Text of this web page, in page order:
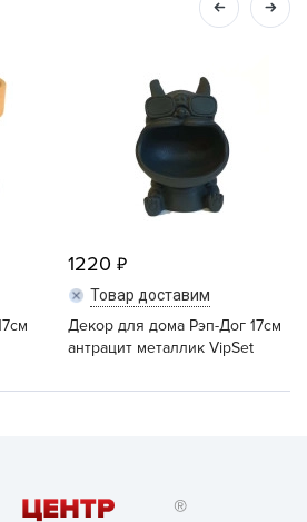
1220
Товар доставим
Декор для дома Рэп-Дог 17см
антрацит металлик VipSet